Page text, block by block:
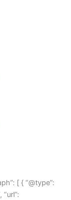
[ { “@type”: